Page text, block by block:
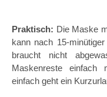
Praktisch: Die Maske
kann nach 15-
braucht nicht
Maskenreste einfach
einfach geht ein